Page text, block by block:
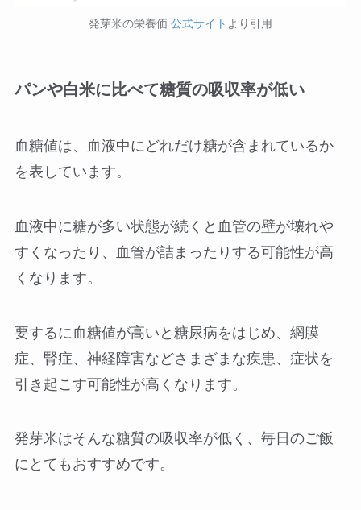
発芽米の栄養価 公式サイト より引用
パンや白米に比べて糖質の吸収率が低い
血糖値は、血液中にどれだけ糖が含まれているか
を表しています。
血液中に糖が多い状態が続くと血管の壁が壊れや
すくなったり、血管が詰まったりする可能性が高
くなります。
要するに血糖値が高いと糖尿病をはじめ、網膜
症、腎症、神経障害などさまざまな疾患、症状を
引き起こす可能性が高くなります。
発芽米はそんな糖質の吸収率が低く、毎日のご飯
にとてもおすすめです。